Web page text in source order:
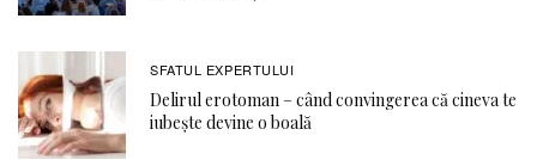
SFATUL EXPERTULUI
Delirul erotoman – când convingerea că cineva te
iubește devine o boală